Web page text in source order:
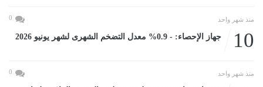
منذ شهر واحد 0
10 جهاز الإحصاء: - 0.9% معدل التضخم الشهرى لشهر يونيو 2026
منذ شهر واحد 0